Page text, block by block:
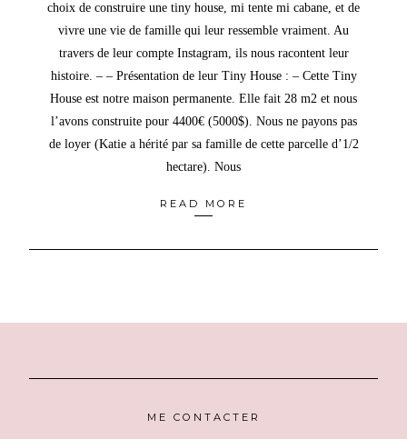
choix de construire une tiny house, mi tente mi cabane, et de
vivre une vie de famille qui leur ressemble vraiment. Au
travers de leur compte Instagram, ils nous racontent leur
histoire. – – Présentation de leur Tiny House : – Cette Tiny
House est notre maison permanente. Elle fait 28 m2 et nous
l’avons construite pour 4400€ (5000$). Nous ne payons pas
de loyer (Katie a hérité par sa famille de cette parcelle d’1/2
hectare). Nous
READ MORE
ME CONTACTER